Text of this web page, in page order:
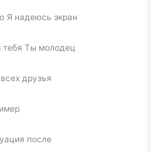
Я надеюсь экран
тебя Ты молодец
друзья
после